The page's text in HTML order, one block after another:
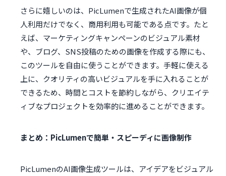
さらに嬉しいのは、PicLumenで生成されたAI画像が個
人利用だけでなく、商用利用も可能である点です。たと
えば、マーケティングキャンペーンのビジュアル素材
や、ブログ、SNS投稿のための画像を作成する際にも、
このツールを自由に使うことができます。手軽に使える
上に、クオリティの高いビジュアルを手に入れることが
できるため、時間とコストを節約しながら、クリエイテ
ィブなプロジェクトを効率的に進めることができます。
まとめ：PicLumenで簡単・スピーディに画像制作
PicLumenのAI画像生成ツールは、アイデアをビジュアル